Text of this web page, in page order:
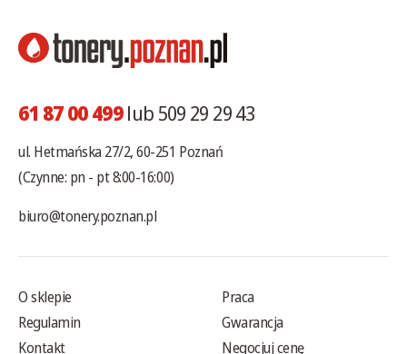
61 87 00 499lub 509 29 29 43
ul. Hetmańska 27/2, 60-251 Poznań
(Czynne: pn - pt 8:00-16:00)
biuro@tonery.poznan.pl
O sklepie
Regulamin
Kontakt
Praca
Gwarancja
Negocjuj cenę